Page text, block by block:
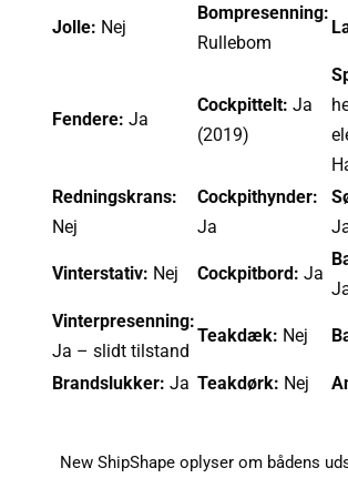
Jolle: Nej
Bompresenning:
Rullebom
Fendere: Ja
Cockpittelt: Ja
(2019)
Redningskrans:
Nej
Cockpithynder:
Ja
Vinterstativ: Nej Cockpitbord: Ja
Vinterpresenning:
Ja – slidt tilstand
Teakdæk: Nej
Brandslukker: Ja Teakdørk: Nej
New ShipShape oplyser om bådens